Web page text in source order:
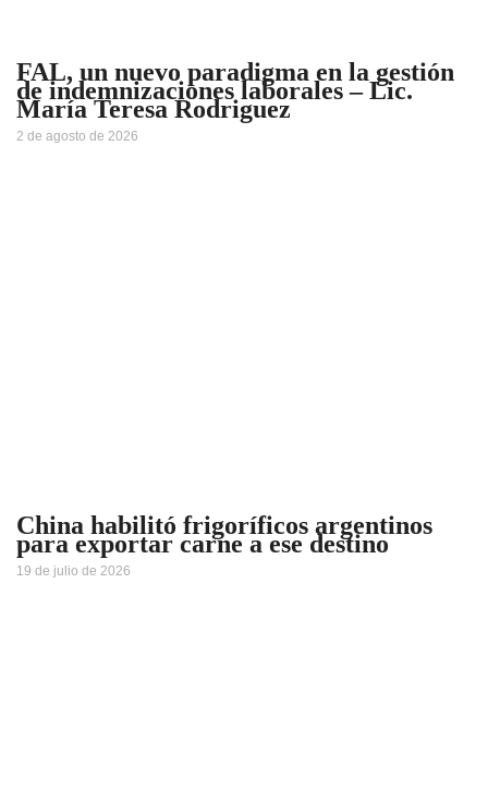
FAL, un nuevo paradigma en la gestión
de indemnizaciones laborales – Lic.
María Teresa Rodriguez
2 de agosto de 2026
China habilitó frigoríficos argentinos
para exportar carne a ese destino
19 de julio de 2026